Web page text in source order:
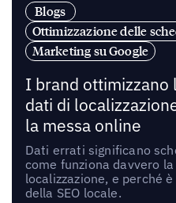
Blogs
Ottimizzazione delle
Marketing su Google
I brand ottimizzano
dati di
la messa online
Dati errati significano
come funziona davvero
localizzazione, e perché
della SEO locale.